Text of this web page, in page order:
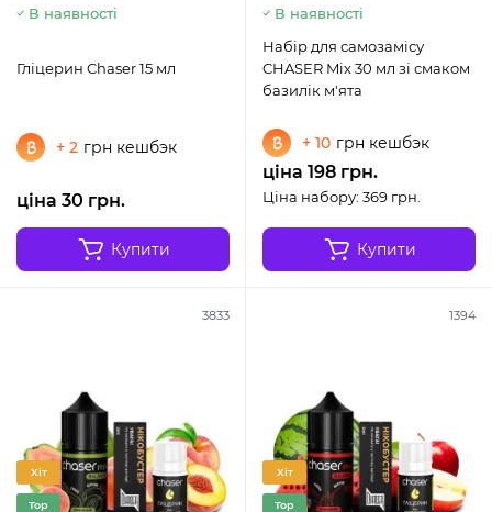
В наявності
Гліцерин Chaser 15 мл
+ 2 грн кешбэк
ціна 30 грн.
Купити
В наявності
Набір для самозамісу
CHASER Mix 30 мл зі смаком
базилік м'ята
+ 10 грн кешбэк
ціна 198 грн.
Ціна набору: 369 грн.
Купити
3833
Хіт
Top
1394
Хіт
Top